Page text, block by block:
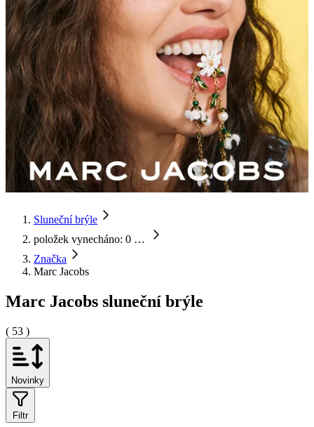
Sluneční brýle
položek vynecháno: 0 …
Značka
Marc Jacobs
Marc Jacobs sluneční brýle
( 53 )
Novinky
Filtr